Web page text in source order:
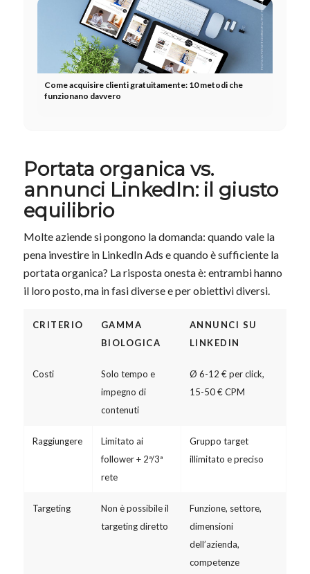
Come acquisire clienti gratuitamente: 10 metodi che
funzionano davvero
Portata organica vs.
annunci LinkedIn: il giusto
equilibrio
Molte aziende si pongono la domanda: quando vale la
pena investire in LinkedIn Ads e quando è sufficiente la
portata organica? La risposta onesta è: entrambi hanno
il loro posto, ma in fasi diverse e per obiettivi diversi.
CRITERIO
GAMMA
BIOLOGICA
ANNUNCI SU
LINKEDIN
Costi
Solo tempo e
impegno di
contenuti
Ø 6-12 € per click,
15-50 € CPM
Raggiungere
Limitato ai
follower + 2ª/3ª
rete
Gruppo target
illimitato e preciso
Targeting
Non è possibile il
targeting diretto
Funzione, settore,
dimensioni
dell’azienda,
competenze